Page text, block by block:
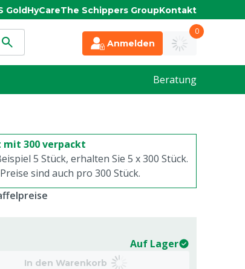
GoldHyCareThe Schippers GroupKontakt
Anmelden
0
Beratung
mit 300 verpackt
5 Stück, erhalten Sie 5 x300 Stück.
sind auch pro 300 Stück.
Auf Lager
In den Warenkorb